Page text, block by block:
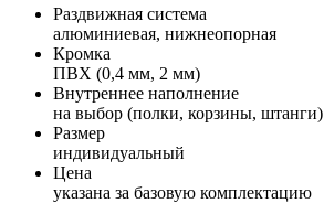
Раздвижная система
алюминиевая, нижнеопорная
Кромка
ПВХ (0,4 мм, 2 мм)
Внутреннее наполнение
на выбор (полки, корзины, штанги)
Размер
индивидуальный
Цена
указана за базовую комплектацию